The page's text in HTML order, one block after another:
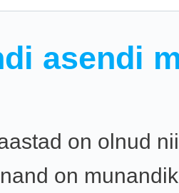
asendi
on olnud
on